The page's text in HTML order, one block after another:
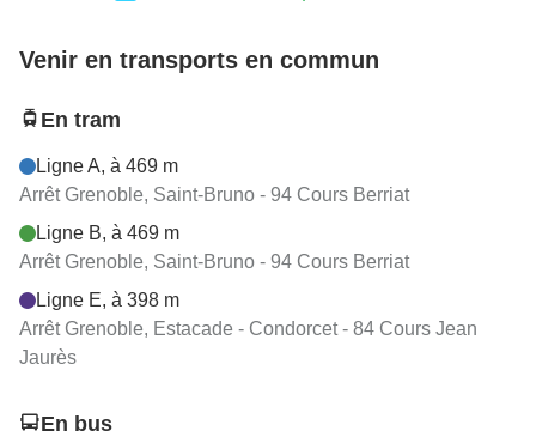
Venir en transports en commun
En tram
Ligne A, à 469 m
Arrêt Grenoble, Saint-Bruno - 94 Cours Berriat
Ligne B, à 469 m
Arrêt Grenoble, Saint-Bruno - 94 Cours Berriat
Ligne E, à 398 m
Arrêt Grenoble, Estacade - Condorcet - 84 Cours Jean
Jaurès
En bus